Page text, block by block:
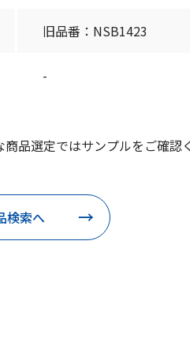
旧品番：NSB1423
-
品選定ではサンプルをご確認
検索へ